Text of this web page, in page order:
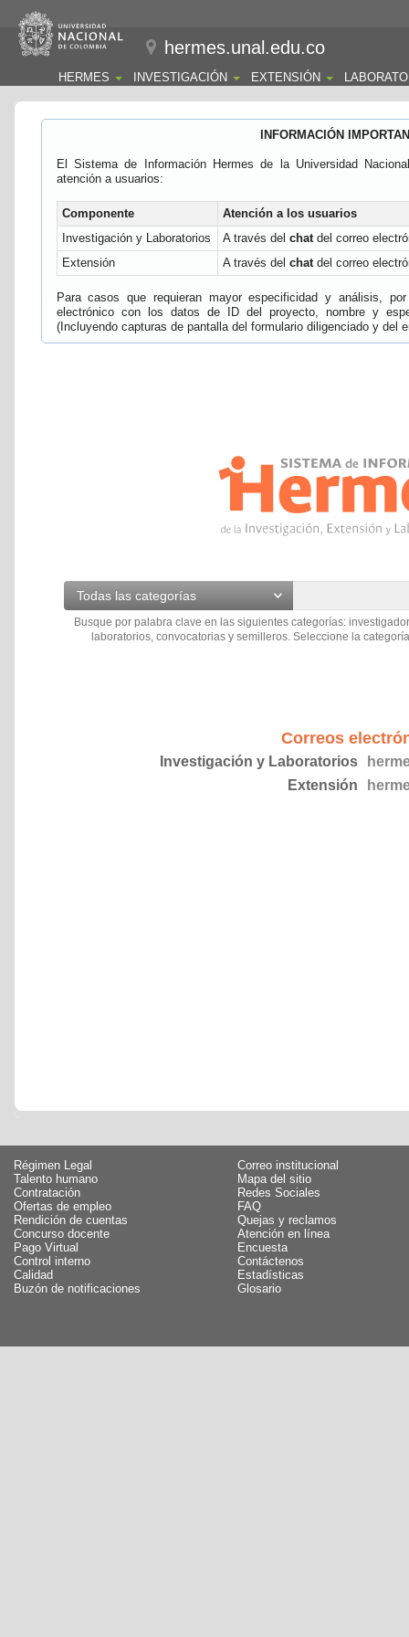
hermes.unal.edu.co
HERMES INVESTIGACIÓN EXTENSIÓN
INFORMACIÓN
El Sistema de Información Hermes de la Universidad
atención a usuarios:
Componente
Atención a los usuarios
Investigación y Laboratorios
A través del chatdel correo
Extensión
A través del chatdel correo
Para casos que requieran mayor especificidad y análisis,
electrónico con los datos de ID del proyecto, nombre y
(Incluyendo capturas de pantalla del formulario diligenciado y del
Todas las categorías
Busque por palabra clave en las siguientes categorías:
laboratorios, convocatorias y semilleros. Seleccione la
Correos
Investigación y Laboratorios
Extensión
Régimen Legal
Talento humano
Contratación
Ofertas de empleo
Rendición de cuentas
Concurso docente
Pago Virtual
Control interno
Calidad
Buzón de notificaciones
Correo institucional
Mapa del sitio
Redes Sociales
FAQ
Quejas y reclamos
Atención en línea
Encuesta
Contáctenos
Estadísticas
Glosario